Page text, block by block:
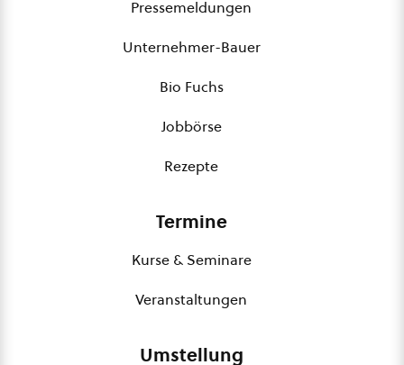
Pressemeldungen
Unternehmer-Bauer
Bio Fuchs
Jobbörse
Rezepte
Termine
Kurse & Seminare
Veranstaltungen
Umstellung